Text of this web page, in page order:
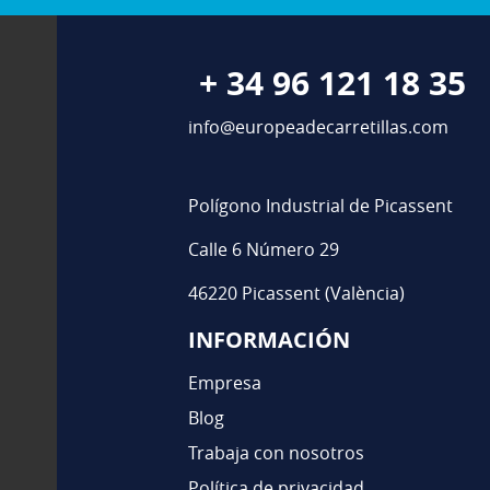
+ 34 96 121 18 35
info@europeadecarretillas.com
Polígono Industrial de Picassent
Calle 6 Número 29
46220 Picassent (València)
INFORMACIÓN
Empresa
Blog
Trabaja con nosotros